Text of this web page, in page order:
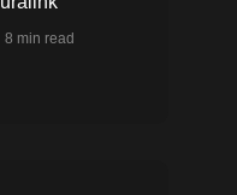
8 min read